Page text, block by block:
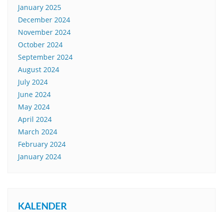
January 2025
December 2024
November 2024
October 2024
September 2024
August 2024
July 2024
June 2024
May 2024
April 2024
March 2024
February 2024
January 2024
KALENDER